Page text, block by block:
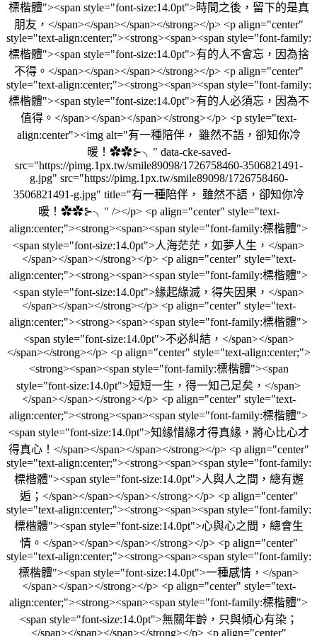
標楷體"><span style="font-size:14.0pt">時間之後，留下的是真
朋友，</span></span></span></strong></p> <p align="center"
style="text-align:center;"><strong><span><span style="font-family:
標楷體"><span style="font-size:14.0pt">有的人不會忘，因為捨
不得。</span></span></span></strong></p> <p align="center"
style="text-align:center;"><strong><span><span style="font-family:
標楷體"><span style="font-size:14.0pt">有的人必須忘，因為不
值得。</span></span></span></strong></p> <p style="text-
align:center"><img alt="有一種陪伴， 雖然不語，卻知你冷
暖！✿✿⊱╮" data-cke-saved-
src="https://pimg.1px.tw/smile89098/1726758460-3506821491-
g.jpg" src="https://pimg.1px.tw/smile89098/1726758460-
3506821491-g.jpg" title="有一種陪伴， 雖然不語，卻知你冷
暖！✿✿⊱╮" /></p> <p align="center" style="text-
align:center;"><strong><span><span style="font-family:標楷體">
<span style="font-size:14.0pt">人海茫茫，如夢人生，</span>
</span></span></strong></p> <p align="center" style="text-
align:center;"><strong><span><span style="font-family:標楷體">
<span style="font-size:14.0pt">緣起緣滅，得失因果，</span>
</span></span></strong></p> <p align="center" style="text-
align:center;"><strong><span><span style="font-family:標楷體">
<span style="font-size:14.0pt">不必糾結，</span></span>
</span></strong></p> <p align="center" style="text-align:center;">
<strong><span><span style="font-family:標楷體"><span
style="font-size:14.0pt">短短一生，得一知己足矣，</span>
</span></span></strong></p> <p align="center" style="text-
align:center;"><strong><span><span style="font-family:標楷體">
<span style="font-size:14.0pt">知緣惜緣才得真緣，將心比心才
得真心！</span></span></span></strong></p> <p align="center"
style="text-align:center;"><strong><span><span style="font-family:
標楷體"><span style="font-size:14.0pt">人與人之間，總有邂
逅；</span></span></span></strong></p> <p align="center"
style="text-align:center;"><strong><span><span style="font-family:
標楷體"><span style="font-size:14.0pt">心與心之間，總會生
情。</span></span></span></strong></p> <p align="center"
style="text-align:center;"><strong><span><span style="font-family:
標楷體"><span style="font-size:14.0pt">一種感情，</span>
</span></span></strong></p> <p align="center" style="text-
align:center;"><strong><span><span style="font-family:標楷體">
<span style="font-size:14.0pt">無關年齡，只與傾心有染；
</span></span></span></strong></p> <p align="center"